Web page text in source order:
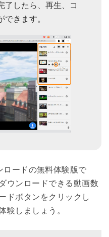
了したら、再生、コ
できます。
ードの無料体験版で
ウンロードできる動画数
ドボタンをクリックし
験しましょう。